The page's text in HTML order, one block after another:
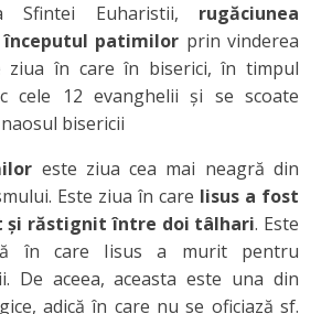
Sfintei Euharistii, rugăciunea
începutul patimilor prin vinderea
ziua în care în biserici, în timpul
cele 12 evanghelii şi se scoate
bisericii
este ziua cea mai neagră din
Este ziua în care Iisus a fost
şi răstignit între doi tâlhari. Este
în care Iisus a murit pentru
De aceea, aceasta este una din
adică în care nu se oficiază sf.